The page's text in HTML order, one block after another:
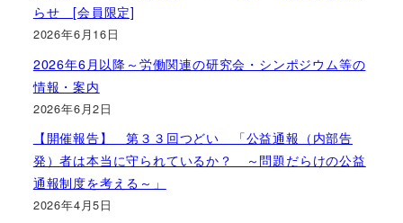
らせ [会員限定]
2026年6月16日
2026年6月以降～労働関連の研究会・シンポジウム等の
情報・案内
2026年6月2日
【開催報告】 第３３回つどい 「公益通報（内部告
発）者は本当に守られているか？ ～問題だらけの公益
通報制度を考える～」
2026年4月5日